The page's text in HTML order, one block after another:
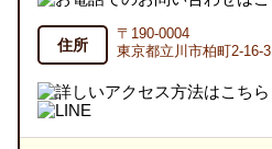
住所
〒190-0004
東京都立川市柏町2-16-3